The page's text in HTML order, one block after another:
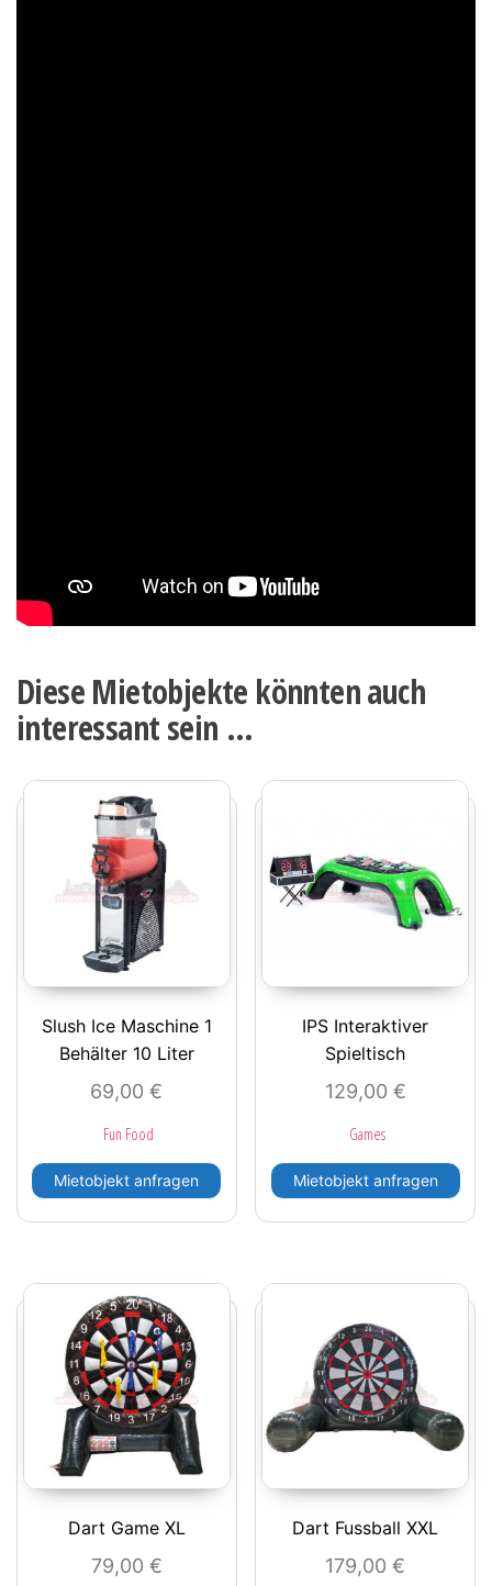
Diese Mietobjekte könnten auch
interessant sein …
Slush Ice Maschine 1
Behälter 10 Liter
69,00€
Fun Food
Mietobjekt anfragen
IPS Interaktiver
Spieltisch
129,00 €
Games
Mietobjekt anfragen
Dart Game XL
79,00 €
Dart Fussball XXL
179,00€